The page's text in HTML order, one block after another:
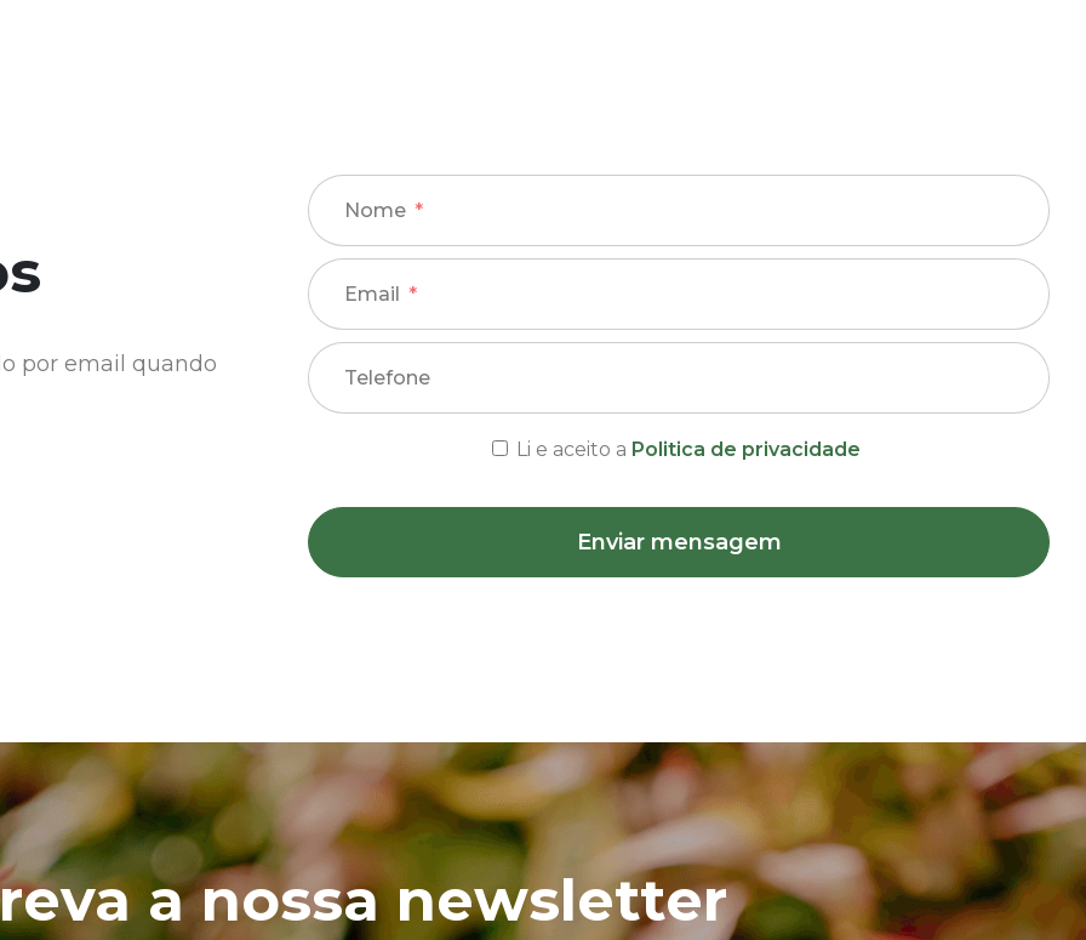
por email quando
Nome
Email
Telefone
Li e aceito a Politica de privacidade
Enviar mensagem
a nossa newsletter